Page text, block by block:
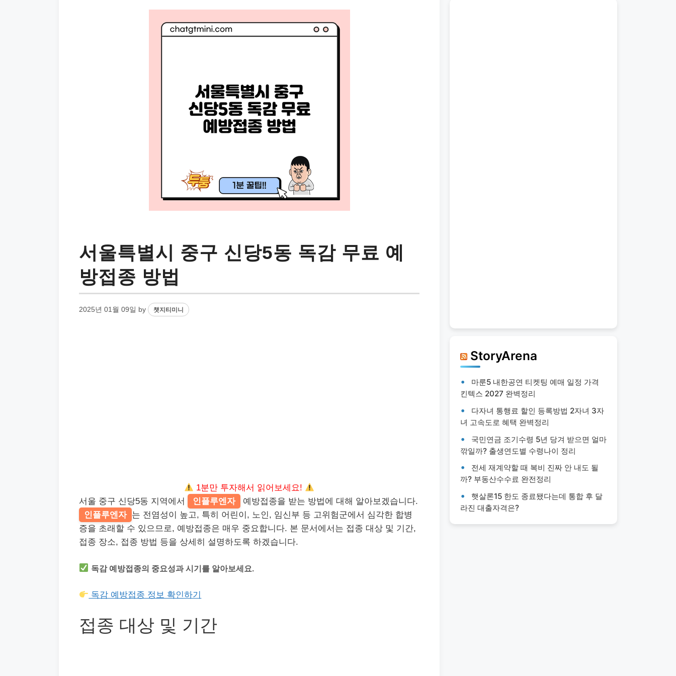
서울특별시 중구 신당5동 독감 무료 예
방접종 방법
2025년 01월 09일 by 챗지티미니
1분만 투자해서 읽어보세요!
서울 중구 신당5동 지역에서
인플루엔자
예방접종을 받는 방법에 대해 알아보겠습니다.
인플루엔자 는 전염성이 높고, 특히 어린이, 노인, 임신부 등 고위험군에서 심각한 합병
증을 초래할 수 있으므로, 예방접종은 매우 중요합니다. 본 문서에서는 접종 대상 및 기간,
접종 장소, 접종 방법 등을 상세히 설명하도록 하겠습니다.
독감 예방접종의 중요성과 시기를 알아보세요.
독감 예방접종 정보 확인하기
접종 대상 및 기간
StoryArena
마룬5 내한공연 티켓팅 예매 일정 가격
킨텍스 2027 완벽정리
다자녀 통행료 할인 등록방법 2자녀 3자
녀 고속도로 혜택 완벽정리
국민연금 조기수령 5년 당겨 받으면 얼마
깎일까? 출생연도별 수령나이 정리
전세 재계약할 때 복비 진짜 안 내도 될
까? 부동산수수료 완전정리
햇살론15 한도 종료됐다는데 통합 후 달
라진 대출자격은?